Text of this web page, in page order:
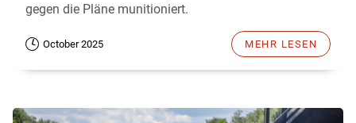
gegen die Pläne munitioniert.
October 2025 MEHR LESEN